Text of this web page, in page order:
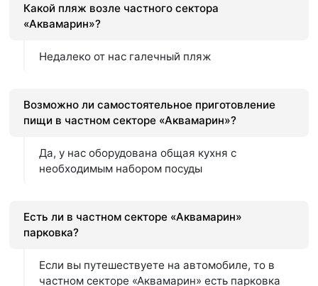
Какой пляж возле частного сектора
«Аквамарин»?
Недалеко от нас галечный пляж
Возможно ли самостоятельное приготовление
пищи в частном секторе «Аквамарин»?
Да, у нас оборудована общая кухня с
необходимым набором посуды
Есть ли в частном секторе «Аквамарин»
парковка?
Если вы путешествуете на автомобиле, то в
частном секторе «Аквамарин» есть парковка